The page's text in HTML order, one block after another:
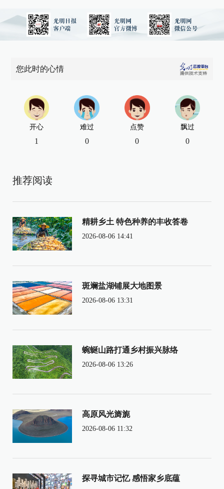
您此时的心情
开心
1
难过
0
点赞
0
飘过
0
推荐阅读
精耕乡土 特色种养的丰收答卷
2026-08-06 14:41
斑斓盐湖铺展大地图景
2026-08-06 13:31
蜿蜒山路打通乡村振兴脉络
2026-08-06 13:26
高原风光旖旎
2026-08-06 11:32
探寻城市记忆 感悟家乡底蕴